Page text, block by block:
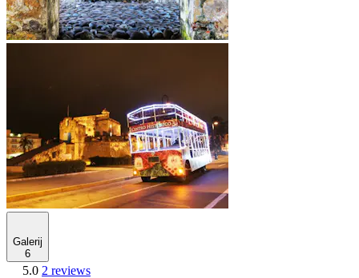
Galerij
6
5.0 2 reviews